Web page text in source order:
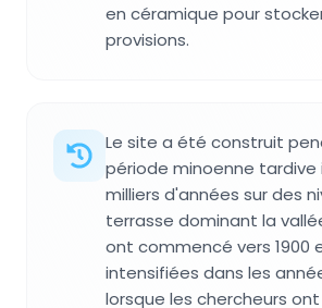
en céramique pour
provisions.
Le site a été construit
période minoenne tardive
milliers d'années sur des
terrasse dominant la
ont commencé vers 1900
intensifiées dans les
lorsque les chercheurs